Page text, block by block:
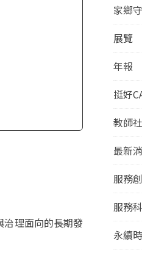
治理面向的長期發
家鄉
展覽
年報
挺好
教師
最新
服務
服務
永續